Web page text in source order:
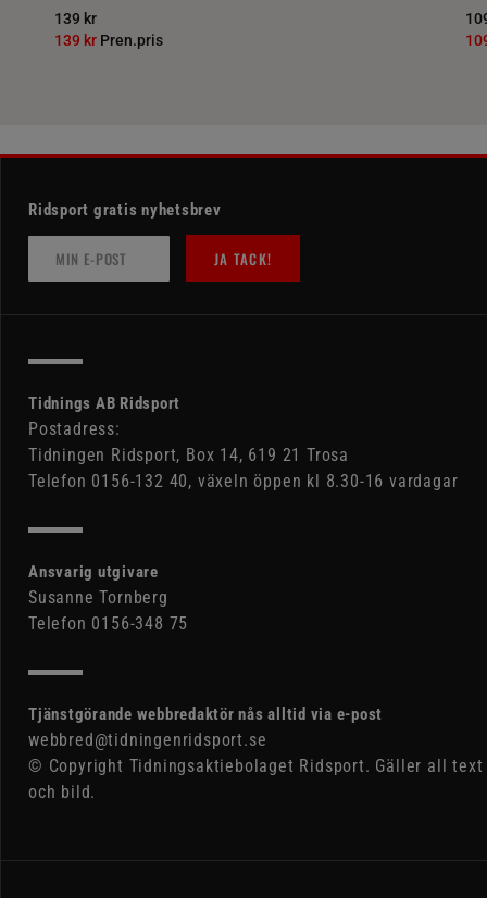
139 kr
139 kr Pren.pris
Ridsport gratis nyhetsbrev
JA TACK!
Tidnings AB Ridsport
Postadress:
Tidningen Ridsport, Box 14, 619 21 Trosa
Telefon 0156-132 40, växeln öppen kl 8.30-16 vardagar
Ansvarig utgivare
Susanne Tornberg
Telefon 0156-348 75
Tjänstgörande webbredaktör nås alltid via e-post
webbred@tidningenridsport.se
© Copyright Tidningsaktiebolaget Ridsport. Gäller all text
och bild.